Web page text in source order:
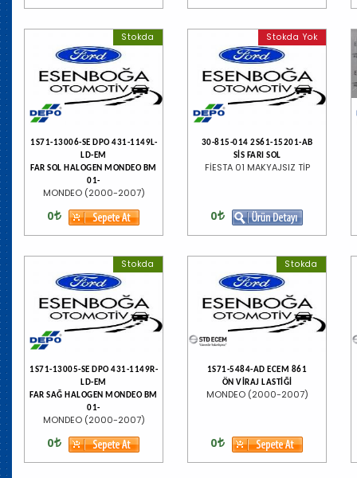
Stokda
1S71-13006-SE DPO 431-1149L-
LD-EM
FAR SOL HALOGEN MONDEO BM
01-
MONDEO (2000-2007)
0
Stokda Yok
30-815-014 2S61-15201-AB
SİS FARI SOL
FİESTA 01 MAKYAJSIZ TİP
0
Stokda
1S71-13005-SE DPO 431-1149R-
LD-EM
FAR SAĞ HALOGEN MONDEO BM
01-
MONDEO (2000-2007)
0
Stokda
1S71-5484-AD ECEM 861
ÖN VİRAJ LASTİĞİ
MONDEO (2000-2007)
0